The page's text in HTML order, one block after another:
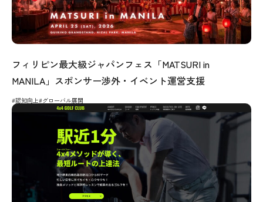
フィリピン最大級ジャパンフェス「MATSURI in
MANILA」スポンサー渉外・イベント運営支援
#認知向上#グローバル展開